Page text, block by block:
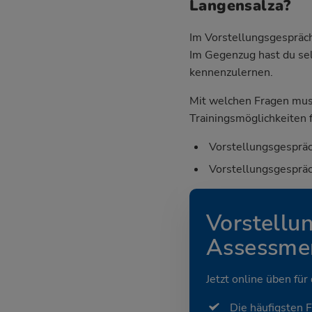
Langensalza?
Im
Im Gegenzug hast du
kennenzulernen.
Mit welchen Fragen
Trainingsmöglichkeiten
Jetzt online üben für
Die häufigsten